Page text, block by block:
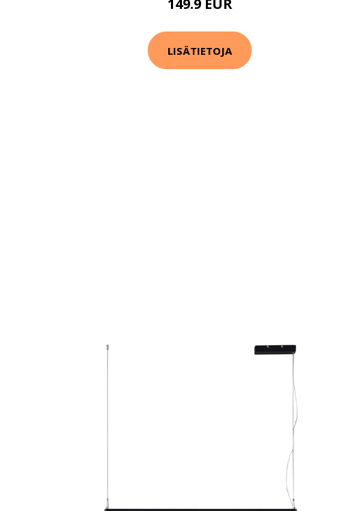
149.9 EUR
LISÄTIETOJA